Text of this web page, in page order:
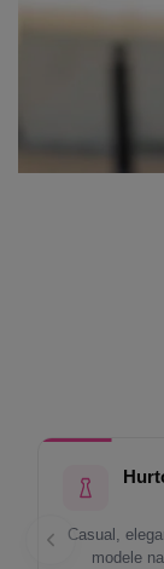
Casual,
modele